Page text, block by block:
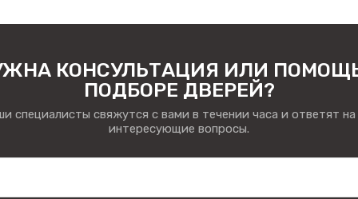
КОНСУЛЬТАЦИЯ ИЛИ
ПОДБОРЕ ДВЕРЕЙ?
специалисты свяжутся с вами в течении часа и ответят на
интересующие вопросы.